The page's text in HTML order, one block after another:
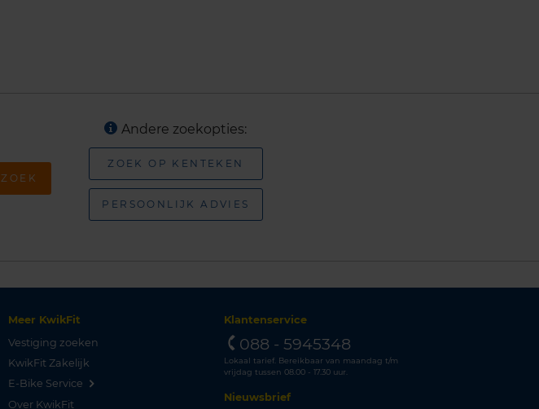
ZOEK
Andere zoekopties:
ZOEK OP KENTEKEN
PERSOONLIJK ADVIES
Meer KwikFit
Vestiging zoeken
KwikFit Zakelijk
E-Bike Service
Over KwikFit
Klantenservice
088 - 5945348
Lokaal tarief. Bereikbaar van maandag t/m
vrijdag tussen 08.00 - 17.30 uur.
Nieuwsbrief